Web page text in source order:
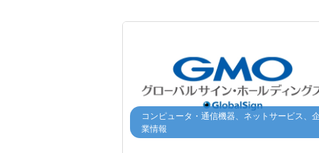
コンピュータ・通信機器、ネットサービス、
業情報